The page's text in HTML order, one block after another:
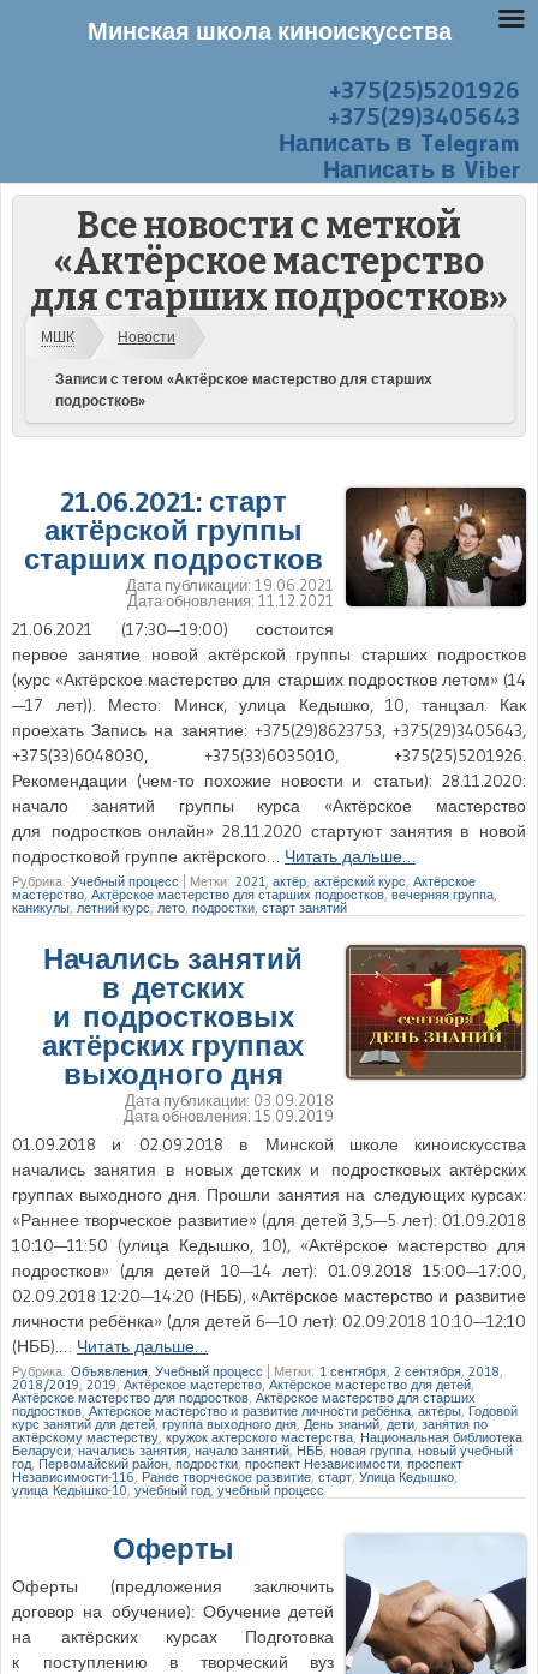
+375(25)5201926
+375(29)3405643
Написать в Telegram
Написать в Viber
Все новости с меткой
«Актёрское мастерство
для старших подростков»
МШК Новости
Записи с тегом «Актёрское мастерство для старших
подростков»
21.06.2021: старт
актёрской группы
старших подростков
Дата публикации: 19.06.2021
Дата обновления: 11.12.2021
21.06.2021 (17:30—19:00) состоится
первое занятие новой актёрской группы старших подростков
(курс «Актёрское мастерство для старших подростков летом» (14
—17 лет)). Место: Минск, улица Кедышко, 10, танцзал. Как
проехать Запись на занятие: +375(29)8623753, +375(29)3405643,
+375(33)6048030, +375(33)6035010, +375(25)5201926.
Рекомендации (чем-то похожие новости и статьи): 28.11.2020:
начало занятий группы курса «Актёрское мастерство
для подростков онлайн» 28.11.2020 стартуют занятия в новой
подростковой группе актёрского… Читать дальше…
Рубрика: Учебный процесс Метки: 2021 актёр актёрский курс Актёрское
мастерство Актёрское мастерство для старших подростков, вечерняя группа
каникулы летний курс лето подростки старт занятий
Начались занятий
в детских
и подростковых
актёрских группах
выходного дня
Дата публикации: 03.09.2018
Дата обновления: 15.09.2019
01.09.2018 и 02.09.2018 в Минской школе киноискусства
начались занятия в новых детских и подростковых актёрских
группах выходного дня. Прошли занятия на следующих курсах:
«Раннее творческое развитие» (для детей 3,5—5 лет): 01.09.2018
10:10—11:50 (улица Кедышко, 10), «Актёрское мастерство для
подростков» (для детей 10—14 лет): 01.09.2018 15:00—17:00,
02.09.2018 12:20—14:20 (НББ), «Актёрское мастерство и развитие
личности ребёнка» (для детей 6—10 лет): 02.09.2018 10:10—12:10
(НББ).… Читать дальше…
Рубрика: Объявления Учебный процесс Метки: 1 сентября 2 сентября 2018
2018/2019 2019 Актёрское мастерство ,Актёрское мастерство для детей
Актёрское мастерство для подростков Актёрское мастерство для старших
подростков Актёрское мастерство и развитие личности ребёнка актёры Годовой
курс занятий для детей группа выходного дня День знаний дети занятия по
актёрскому мастерству кружок актерского мастерства Национальная библиотека
Беларуси ,начались занятия начало занятий НББ новая группа новый учебный
год Первомайский район подростки проспект Независимости проспект
Независимости-116 Ранее творческое развитие старт Улица Кедышко
улица Кедышко-10 учебный год учебный процесс
Оферты
Оферты (предложения заключить
договор на обучение): Обучение детей
на актёрских курсах Подготовка
к поступлению в творческий вуз
Минская школа киноискусства